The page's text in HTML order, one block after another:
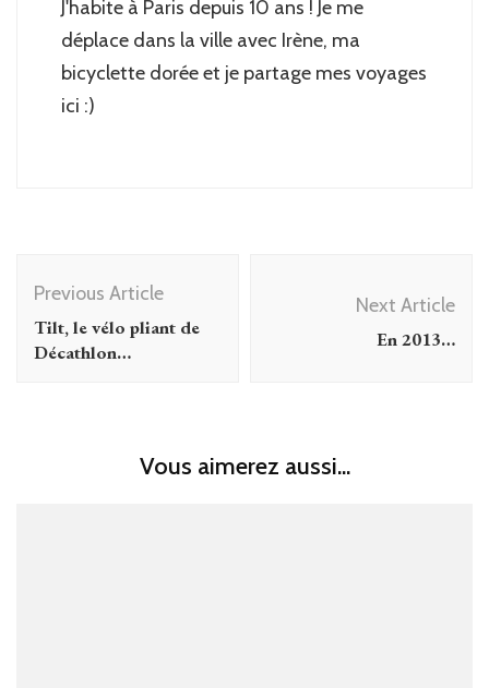
J'habite à Paris depuis 10 ans ! Je me
déplace dans la ville avec Irène, ma
bicyclette dorée et je partage mes voyages
ici :)
Navigation
Previous Article
Tilt, le vélo pliant de
Décathlon…
Next Article
En 2013…
Vous aimerez aussi...